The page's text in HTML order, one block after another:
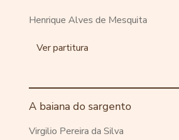
Henrique Alves de Mesquita
Ver partitura
A baiana do sargento
Virgilio Pereira da Silva